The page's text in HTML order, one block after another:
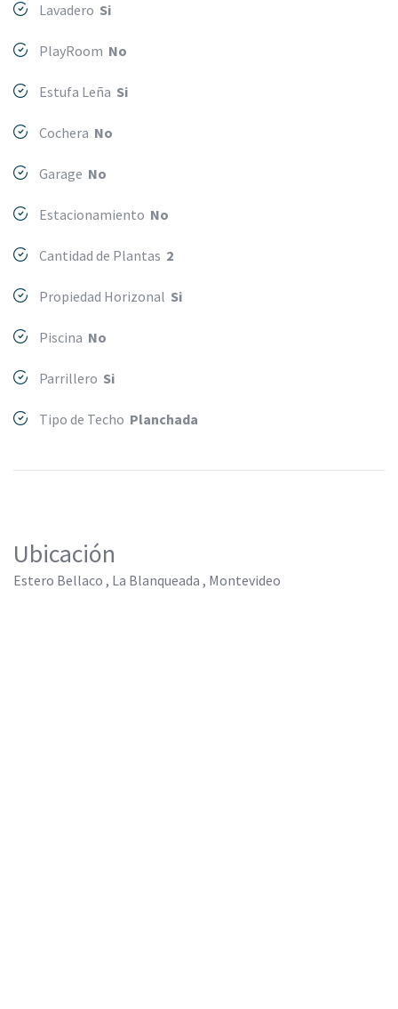
Lavadero Si
PlayRoom No
Estufa Leña Si
Cochera No
Garage No
Estacionamiento No
Cantidad de Plantas 2
Propiedad Horizonal Si
Piscina No
Parrillero Si
Tipo de Techo Planchada
Ubicación
Estero Bellaco , La Blanqueada , Montevideo